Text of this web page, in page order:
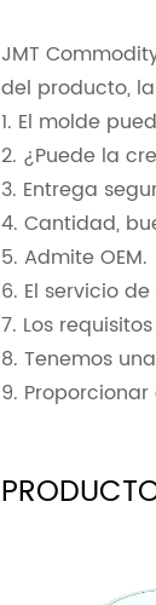
JMT
del producto,
1. El molde
2. ¿Puede la
3. Entrega
4. Cantidad,
5. Admite OEM.
6. El servicio
7. Los
8. Tenemos
9.